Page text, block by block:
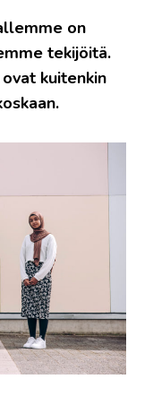
on
tekijöitä.
kuitenkin